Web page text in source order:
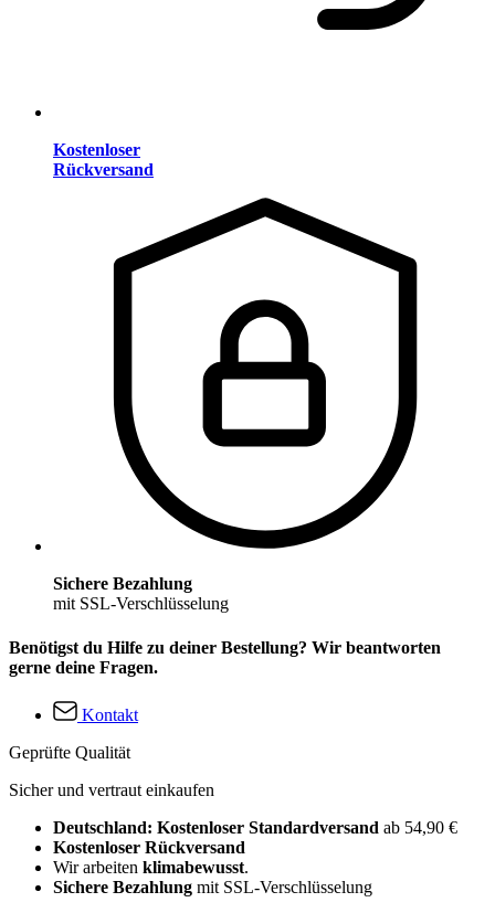
Kostenloser
Rückversand
Sichere Bezahlung
mit SSL-Verschlüsselung
Benötigst du Hilfe zu deiner Bestellung? Wir beantworten
gerne deine Fragen.
Kontakt
Geprüfte Qualität
Sicher und vertraut einkaufen
Deutschland: Kostenloser Standardversand ab 54,90 €
Kostenloser Rückversand
Wir arbeiten klimabewusst.
Sichere Bezahlung mit SSL-Verschlüsselung